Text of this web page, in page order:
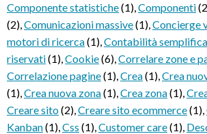
Componente statistiche(1),Componenti
(2),Comunicazioni massive(1),Concierge
motori di ricerca(1),Contabilità
riservati(1),Cookie(6),Correlare zone e
Correlazione pagine(1),Crea(1),Crea
(1),Crea nuova zona(1),Crea zona(1),
Creare sito(2),Creare sito ecommerce(1),
Kanban(1),Css (1),Customer care(1),